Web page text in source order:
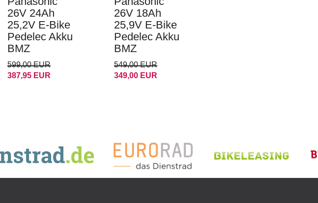
26V 24Ah
25,2V E-Bike
Pedelec Akku
BMZ
599,00 EUR
387,95 EUR
26V 18Ah
25,9V E-Bike
Pedelec Akku
BMZ
549,00 EUR
349,00 EUR